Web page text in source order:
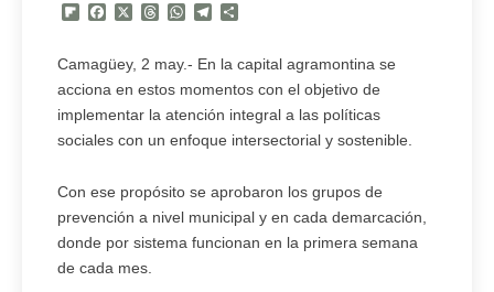
Flipboard
FacebookThreadsWhatsApp
Telegram
Camagüey, 2 may.- En la capital agramontina se
acciona en estos momentos con el objetivo de
implementar la atención integral a las políticas
sociales con un enfoque intersectorial y sostenible.
Con ese propósito se aprobaron los grupos de
prevención a nivel municipal y en cada demarcación,
donde por sistema funcionan en la primera semana
de cada mes.